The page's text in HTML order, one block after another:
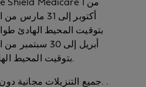
بتوقيت المحيط الهادئ خلال أيام الأسبوع.
† جميع التنزيلات مجانية دون أي التزام بالاشتراك. .